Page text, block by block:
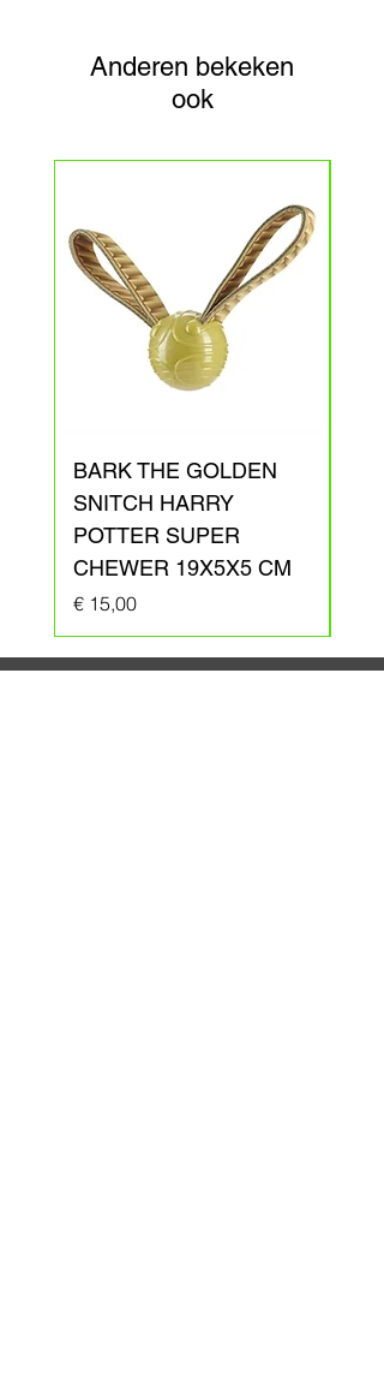
Anderen bekeken
ook
BARK THE GOLDEN
SNITCH HARRY
POTTER SUPER
CHEWER 19X5X5 CM
Prijs
€ 15,00